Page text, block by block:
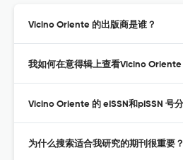
Vicino Oriente 的出版商是谁？
我如何在意得辑上查看Vicino Oriente
Vicino Oriente 的 eISSN和pISSN 号
为什么搜索适合我研究的期刊很重要？